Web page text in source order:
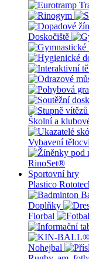
Doskočiště
Školní a
Vybavení
RinoSet®
Sportovní hry
Plastico
Doplňky
Florbal
Nohejbal